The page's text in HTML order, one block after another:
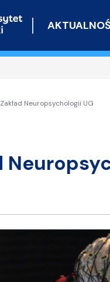
do
Zakład Neuropsychologii UG